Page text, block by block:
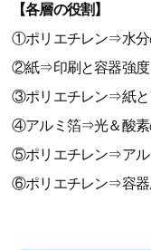
【各層の役割】
①ポリエチレン⇒水分
②紙⇒印刷と容器強度
③ポリエチレン⇒紙と
④アルミ箔⇒光＆酸素
⑤ポリエチレン⇒アル
⑥ポリエチレン⇒容器